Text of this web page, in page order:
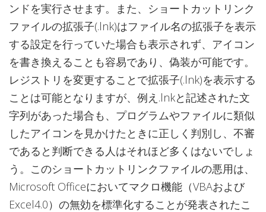
ンドを実行させます。また、ショートカットリンク
ファイルの拡張子(.lnk)はファイル名の拡張子を表示
する設定を行っていた場合も表示されず、アイコン
を書き換えることも容易であり、偽装が可能です。
レジストリを変更することで拡張子(.lnk)を表示する
ことは可能となりますが、例え.lnkと記述された文
字列があった場合も、プログラムやファイルに類似
したアイコンを見かけたときに正しく判別し、不審
であると判断できる人はそれほど多くはないでしょ
う。このショートカットリンクファイルの悪用は、
Microsoft Officeにおいてマクロ機能（VBAおよび
Excel4.0）の無効を標準化することが発表されたこ